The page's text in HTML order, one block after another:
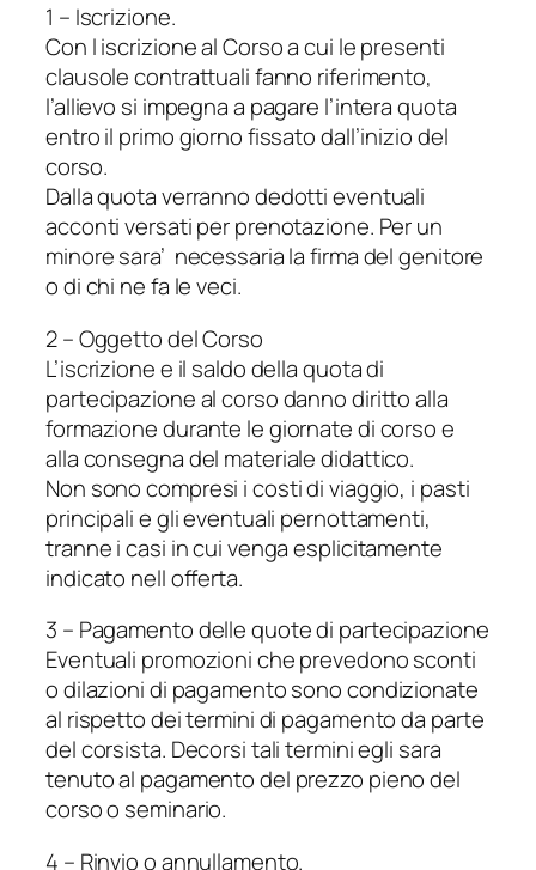
1 – Iscrizione.
Con l iscrizione al Corso a cui le presenti
clausole contrattuali fanno riferimento,
l’allievo si impegna a pagare l’intera quota
entro il primo giorno fissato dall’inizio del
corso.
Dalla quota verranno dedotti eventuali
acconti versati per prenotazione. Per un
minore sara’ necessaria la firma del genitore
o di chi ne fa le veci.
2 – Oggetto del Corso
L’iscrizione e il saldo della quota di
partecipazione al corso danno diritto alla
formazione durante le giornate di corso e
alla consegna del materiale didattico.
Non sono compresi i costi di viaggio, i pasti
principali e gli eventuali pernottamenti,
tranne i casi in cui venga esplicitamente
indicato nell offerta.
3 – Pagamento delle quote di partecipazione
Eventuali promozioni che prevedono sconti
o dilazioni di pagamento sono condizionate
al rispetto dei termini di pagamento da parte
del corsista. Decorsi tali termini egli sara
tenuto al pagamento del prezzo pieno del
corso o seminario.
4 – Rinvio o annullamento.